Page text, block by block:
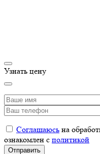
Узнать цену
Соглашаюсь на
ознакомлен с политикой